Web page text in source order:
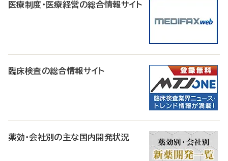
医療制度・医療経営の総合情報サイト
臨床検査の総合情報サイト
薬効・会社別の主な国内開発状況